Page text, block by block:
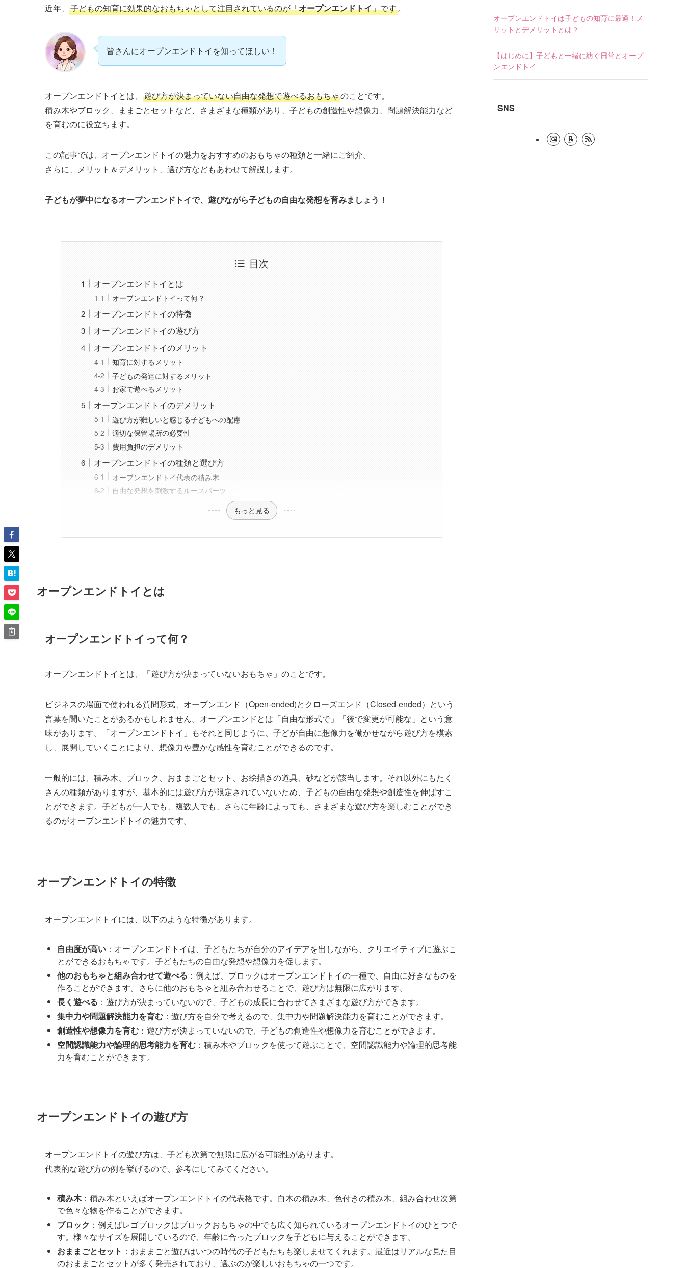
近年、 子どもの知育に効果的なおもちゃとして注目されているのが「オープンエンドトイ」です。
皆さんにオープンエンドトイを知ってほしい！
オープンエンドトイとは、 遊び方が決まっていない自由な発想で遊べるおもちゃのことです。
積み木やブロック、ままごとセットなど、さまざまな種類があり、子どもの創造性や想像力、問題解決能力など
を育むのに役立ちます。
この記事では、オープンエンドトイの魅力をおすすめのおもちゃの種類と一緒にご紹介。
さらに、メリット＆デメリット、選び方などもあわせて解説します。
子どもが夢中になるオープンエンドトイで、遊びながら子どもの自由な発想を育みましょう！
目次
オープンエンドトイとは
オープンエンドトイって何？
オープンエンドトイの特徴
オープンエンドトイの遊び方
オープンエンドトイのメリット
知育に対するメリット
子どもの発達に対するメリット
お家で遊べるメリット
オープンエンドトイのデメリット
遊び方が難しいと感じる子どもへの配慮
適切な保管場所の必要性
費用負担のデメリット
オープンエンドトイの種類と選び方
オープンエンドトイ代表の積み木
自由な発想を刺激するルースパーツ
もっと見る
オープンエンドトイとは
オープンエンドトイって何？
オープンエンドトイとは、「遊び方が決まっていないおもちゃ」のことです。
ビジネスの場面で使われる質問形式、オープンエンド（Open-ended)とクローズエンド（Closed-ended）という
言葉を聞いたことがあるかもしれません。オープンエンドとは「自由な形式で」「後で変更が可能な」という意
味があります。「オープンエンドトイ」もそれと同じように、子どが自由に想像力を働かせながら遊び方を模索
し、展開していくことにより、想像力や豊かな感性を育むことができるのです。
一般的には、積み木、ブロック、おままごとセット、お絵描きの道具、砂などが該当します。それ以外にもたく
さんの種類がありますが、基本的には遊び方が限定されていないため、子どもの自由な発想や創造性を伸ばすこ
とができます。子どもが一人でも、複数人でも、さらに年齢によっても、さまざまな遊び方を楽しむことができ
るのがオープンエンドトイの魅力です。
オープンエンドトイの特徴
オープンエンドトイには、以下のような特徴があります。
自由度が高い ：オープンエンドトイは、子どもたちが自分のアイデアを出しながら、クリエイティブに遊ぶこ
とができるおもちゃです。子どもたちの自由な発想や想像力を促します。
他のおもちゃと組み合わせて遊べる ：例えば、ブロックはオープンエンドトイの一種で、自由に好きなものを
作ることができます。さらに他のおもちゃと組み合わせることで、遊び方は無限に広がります。
長く遊べる ：遊び方が決まっていないので、子どもの成長に合わせてさまざまな遊び方ができます。
集中力や問題解決能力を育む ：遊び方を自分で考えるので、集中力や問題解決能力を育むことができます。
創造性や想像力を育む ：遊び方が決まっていないので、子どもの創造性や想像力を育むことができます。
空間認識能力や論理的思考能力を育む ：積み木やブロックを使って遊ぶことで、空間認識能力や論理的思考能
力を育むことができます。
オープンエンドトイの遊び方
オープンエンドトイの遊び方は、子ども次第で無限に広がる可能性があります。
代表的な遊び方の例を挙げるので、参考にしてみてください。
積み木：積み木といえばオープンエンドトイの代表格です。白木の積み木、色付きの積み木、組み合わせ次第
で色々な物を作ることができます。
ブロック ：例えばレゴブロックはブロックおもちゃの中でも広く知られているオープンエンドトイのひとつで
す。様々なサイズを展開しているので、年齢に合ったブロックを子どもに与えることができます。
おままごとセット ：おままごと遊びはいつの時代の子どもたちも楽しませてくれます。最近はリアルな見た目
のおままごとセットが多く発売されており、選ぶのが楽しいおもちゃの一つです。
オープンエンドトイは子どもの知育に最適！メ
リットとデメリットとは？
【はじめに】子どもと一緒に紡ぐ日常とオープ
ンエンドトイ
SNS